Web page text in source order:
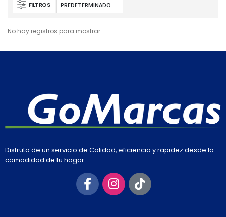
FILTROS
No hay registros para mostrar
Disfruta de un servicio de Calidad, eficiencia y rapidez desde la
comodidad de tu hogar.